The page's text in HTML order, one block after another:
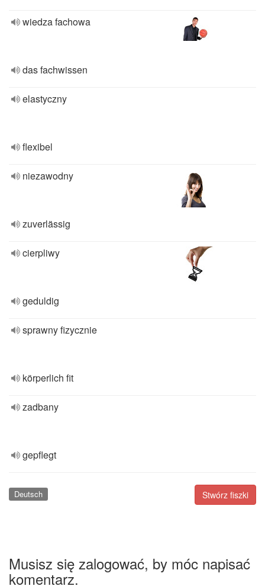
wiedza fachowa
das fachwissen
elastyczny
flexibel
niezawodny
zuverlässig
cierpliwy
geduldig
sprawny fizycznie
körperlich fit
zadbany
gepflegt
Stwórz fiszki
Deutsch
Musisz się zalogować, by móc napisać
komentarz.